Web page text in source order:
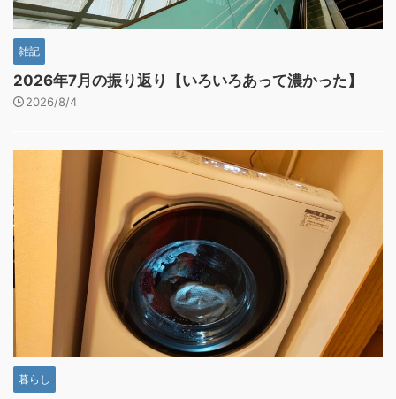
雑記
2026年7月の振り返り【いろいろあって濃かった】
2026/8/4
暮らし